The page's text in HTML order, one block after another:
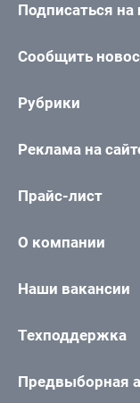
Подписаться на
Сообщить
Рубрики
Реклама на
Прайс-лист
О компании
Наши вакансии
Техподдержка
Предвыборная